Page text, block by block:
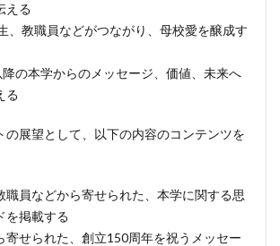
える
、教職員などがつながり、母校愛を醸成す
降の本学からのメッセージ、価値、未来へ
る
の展望として、以下の内容のコンテンツを
職員などから寄せられた、本学に関する思
を掲載する
寄せられた、創立150周年を祝うメッセー